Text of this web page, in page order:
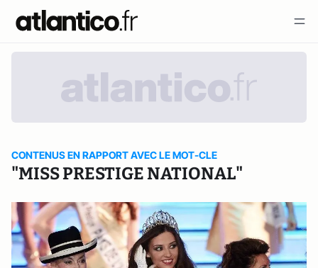
CONTENUS EN RAPPORT AVEC LE MOT-CLE
"MISS PRESTIGE NATIONAL"